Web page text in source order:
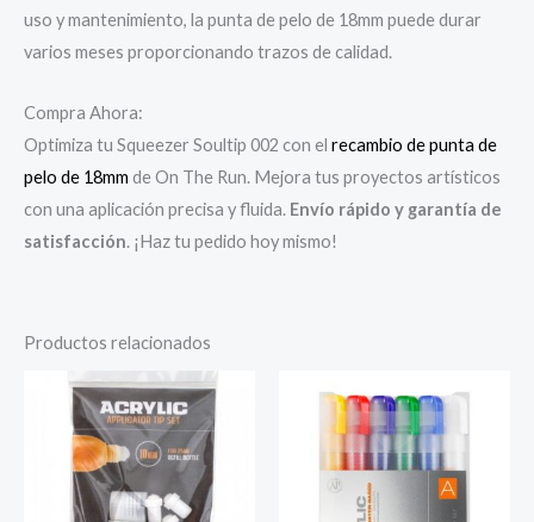
uso y mantenimiento, la punta de pelo de 18mm puede durar
varios meses proporcionando trazos de calidad.
Compra Ahora:
Optimiza tu Squeezer Soultip 002 con el recambio de punta de
pelo de 18mm de On The Run. Mejora tus proyectos artísticos
con una aplicación precisa y fluida. Envío rápido y garantía de
satisfacción. ¡Haz tu pedido hoy mismo!
Productos relacionados